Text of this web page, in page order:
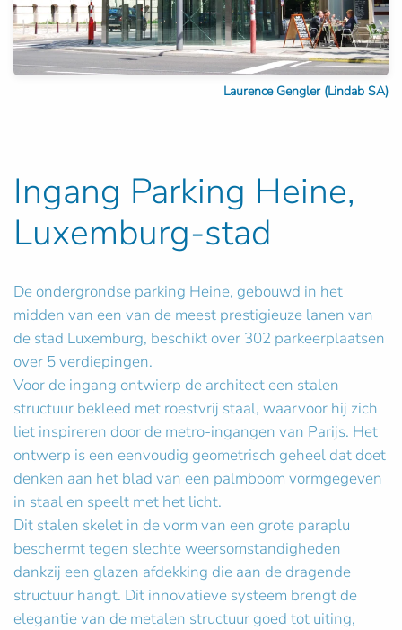
Laurence Gengler (Lindab SA)
Ingang Parking Heine,
Luxemburg-stad
De ondergrondse parking Heine, gebouwd in het
midden van een van de meest prestigieuze lanen van
de stad Luxemburg, beschikt over 302 parkeerplaatsen
over 5 verdiepingen.
Voor de ingang ontwierp de architect een stalen
structuur bekleed met roestvrij staal, waarvoor hij zich
liet inspireren door de metro-ingangen van Parijs. Het
ontwerp is een eenvoudig geometrisch geheel dat doet
denken aan het blad van een palmboom vormgegeven
in staal en speelt met het licht.
Dit stalen skelet in de vorm van een grote paraplu
beschermt tegen slechte weersomstandigheden
dankzij een glazen afdekking die aan de dragende
structuur hangt. Dit innovatieve systeem brengt de
elegantie van de metalen structuur goed tot uiting,